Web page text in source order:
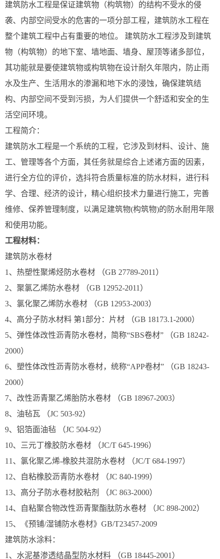
建筑防水工程是保证建筑物（构筑物）的结构不受水的侵
袭、内部空间受水的危害的一项分部工程，建筑防水工程在
整个建筑工程中占有重要的地位。 建筑防水工程涉及到建筑
物（构筑物）的地下室、墙地面、墙身、屋顶等诸多部位，
其功能就是要使建筑物或构筑物在设计耐久年限内，防止雨
水及生产、生活用水的渗漏和地下水的浸蚀，确保建筑结
构、内部空间不受到污损，为人们提供一个舒适和安全的生
活空间环境。
工程简介：
建筑防水工程是一个系统的工程，它涉及到材料、设计、施
工、管理等各个方面，其任务就是综合上述诸方面的因素，
进行全方位的评价，选抖符合质量标准的防水材料，进行科
学、合理、经济的设计，精心组织技术力量进行施工，完善
维修、保养管理制度，以满足建筑物(构筑物)的防水耐用年限
和使用功能。
工程材料：
建筑防水卷材
1、热塑性聚烯烃防水卷材 （GB 27789-2011）
2、聚氯乙烯防水卷材 （GB 12952-2011）
3、氯化聚乙烯防水卷材 （GB 12953-2003）
4、高分子防水材料 第1部分：片材 （GB 18173.1-2000）
5、弹性体改性沥青防水卷材，简称“SBS卷材” （GB 18242-
2000）
6、塑性体改性沥青防水卷材，统称“APP卷材” （GB 18243-
2000）
7、改性沥青聚乙烯胎防水卷材 （GB 18967-2003）
8、油毡瓦 （JC 503-92）
9、铝箔面油毡 （JC 504-92）
10、三元丁橡胶防水卷材 （JC/T 645-1996）
11、氯化聚乙烯-橡胶共混防水卷材 （JC/T 684-1997）
12、自粘橡胶沥青防水卷材 （JC 840-1999）
13、高分子防水卷材胶粘剂 （JC 863-2000）
14、自粘聚合物改性沥青聚酯肽防水卷材 （JC 898-2002）
15、《预铺/湿铺防水卷材》GB/T23457-2009
建筑防水涂料：
1、水泥基渗透结晶型防水材料 （GB 18445-2001）